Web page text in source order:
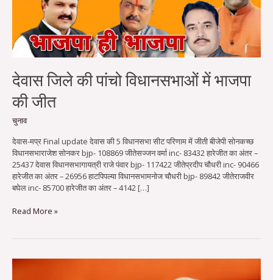
देवास जिले की पांचो विधानसभाओं में भाजपा
की जीत
चुनाव
देवास-मप्र Final update देवास की 5 विधानसभा सीट परिणाम में जीती बीजेपी सोनकच्छ
विधानसभाराजेश सोनकर bjp- 108869 जीतेसज्जन वर्मा inc- 83432 हारेजीत का अंतर –
25437 देवास विधानसभागायत्री राजे पंवार bjp- 117422 जीतेप्रदीप चौधरी inc- 90466
हारेजीत का अंतर – 26956 हाटपिपल्या विधानसभामनोज चौधरी bjp- 89842 जीतेराजवीर
बघेल inc- 85700 हारेजीत का अंतर – 4142 […]
की
Read More »
नगर